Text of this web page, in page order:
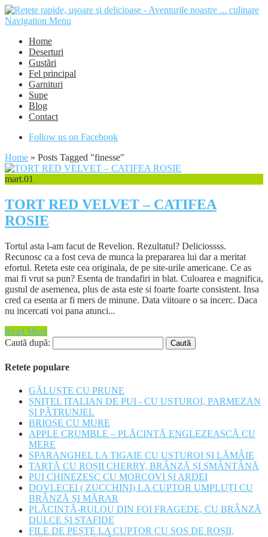
Navigation Menu
Home
Deserturi
Gustări
Fel principal
Garnituri
Supe
Blog
Contact
Follow us on Facebook
Home » Posts Tagged "finesse"
mart.01
TORT RED VELVET – CATIFEA
ROSIE
Tortul asta l-am facut de Revelion. Rezultatul? Deliciossss.
Recunosc ca a fost ceva de munca la prepararea lui dar a meritat
efortul. Reteta este cea originala, de pe site-urile americane. Ce as
mai fi vrut sa pun? Esenta de trandafiri in blat. Culoarea e magnifica,
gustul de asemenea, plus de asta este si foarte foarte consistent. Insa
cred ca esenta ar fi mers de minune. Data viitoare o sa incerc. Daca
nu incercati voi pana atunci...
Read More
Caută după:
Retete populare
GĂLUȘTE CU PRUNE
ȘNIȚEL ITALIAN DE PUI - CU USTUROI, PARMEZAN
ȘI PĂTRUNJEL
BRIOȘE CU MURE
APPLE CRUMBLE – PLĂCINTĂ ENGLEZEASCĂ CU
MERE
SPARANGHEL LA TIGAIE CU USTUROI ȘI LĂMÂIE
TARTĂ CU ROȘII CHERRY, BRÂNZĂ ȘI SMÂNTÂNĂ
PUI CHINEZESC CU MORCOVI ȘI ARDEI
DOVLECEI ( ZUCCHINI) LA CUPTOR UMPLUȚI CU
BRÂNZĂ ȘI MĂRAR
PLĂCINTĂ-RULOU DIN FOI FRAGEDE, CU BRÂNZĂ
DULCE ȘI STAFIDE
FILE DE PEȘTE LA CUPTOR CU SOS DE ROȘII,